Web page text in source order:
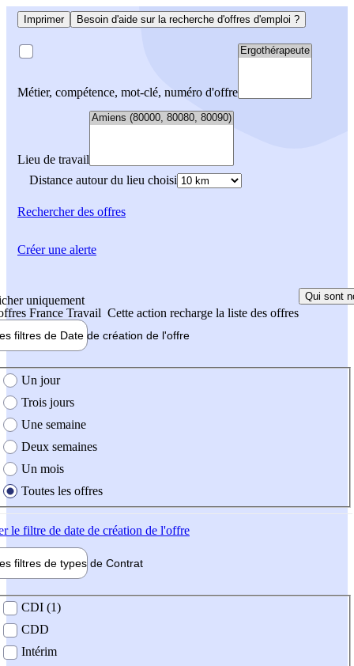
Imprimer Besoin d'aide sur la recherche d'offres d'emploi ?
Métier, compétence, mot-clé, numéro d'offre
Lieu de travail
Distance autour du lieu choisi
Rechercherdes offres
uniquement
France Travail Cette action recharge la liste des offres
Qui sont
filtres de Date de création de l'offre
création de l'offre
Un jour
Trois jours
Une semaine
Deux semaines
Un mois
Toutes les offres
le filtre de date de création de l'offre
filtres de types de Contrat
contrat
CDI (1)
CDD
Intérim
Créer une alerte